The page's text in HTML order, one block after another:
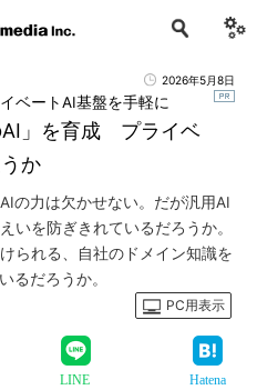
2026年5月8日
AI」を育成 プライベ
か
ベートAI基盤を手軽に
の力は欠かせない。だが汎用AI
いを防ぎきれているだろうか。
られる、自社のドメイン知識を
るだろうか。
PC用表示
LINE Hatena